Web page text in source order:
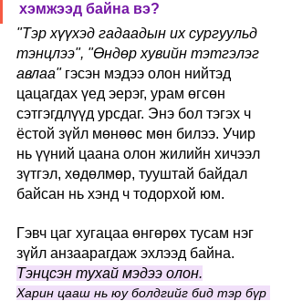
хэмжээд байна вэ?
"Тэр хүүхэд гадаадын их сургуульд
тэнцлээ", "Өндөр хувийн тэтгэлэг
авлаа" гэсэн мэдээ олон нийтэд
цацагдах үед эерэг, урам өгсөн
сэтгэгдлүүд урсдаг. Энэ бол тэгэх ч
ёстой зүйл мөнөөс мөн билээ. Учир
нь үүний цаана олон жилийн хичээл
зүтгэл, хөдөлмөр, тууштай байдал
байсан нь хэнд ч тодорхой юм.
Гэвч цаг хугацаа өнгөрөх тусам нэг
зүйл анзаарагдаж эхлээд байна.
Тэнцсэн тухай мэдээ олон.
Харин цааш нь юу болдгийг бид тэр бүр